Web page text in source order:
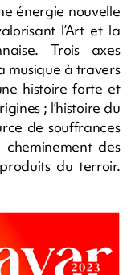
énergie nouvelle
l’Art et la
Trois axes
musique à travers
histoire forte et
; l’histoire du
de souffrances
des
du terroir.